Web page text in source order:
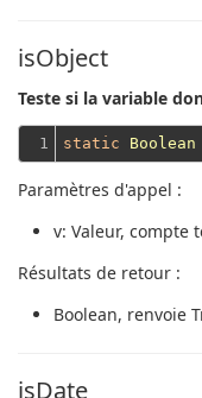
isObject
Teste si la variable
1 static Boolean
Paramètres d'appel :
v: Valeur, compte
Résultats de retour :
Boolean, renvoie
isDate